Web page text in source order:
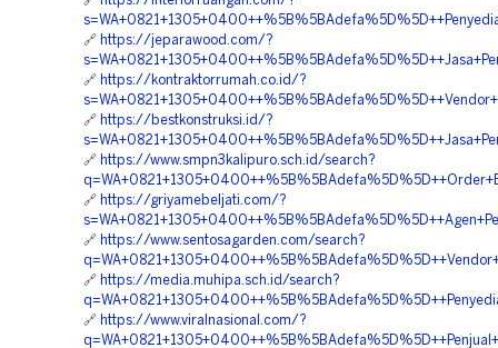
🔗 https://jeparawood.com/?
🔗 https://kontraktorrumah.co.id/?
🔗 https://bestkonstruksi.id/?
🔗 https://www.smpn3kalipuro.sch.id/search?
🔗 https://griyamebeljati.com/?
🔗 https://www.sentosagarden.com/search?
🔗 https://media.muhipa.sch.id/search?
🔗 https://www.viralnasional.com/?